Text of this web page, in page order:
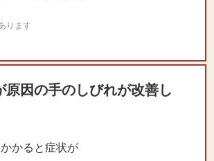
ります
原因の手のしびれが改善し
かると症状が